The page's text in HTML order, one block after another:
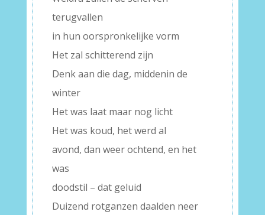
terugvallen
in hun oorspronkelijke vorm
Het zal schitterend zijn
Denk aan die dag, middenin de
winter
Het was laat maar nog licht
Het was koud, het werd al
avond, dan weer ochtend, en het
was
doodstil – dat geluid
Duizend rotganzen daalden neer